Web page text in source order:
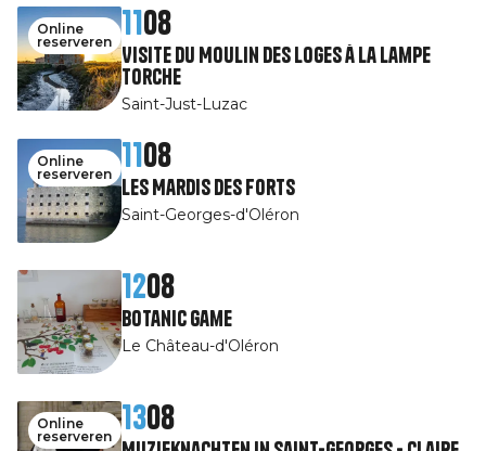
Online
reserveren
1108
Visite du Moulin des Loges à la Lampe
Torche
Saint-Just-Luzac
Online
reserveren
1108
Les Mardis des Forts
Saint-Georges-d'Oléron
1208
Botanic game
Le Château-d'Oléron
Online
reserveren
1308